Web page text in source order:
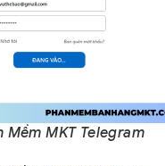
Mềm MKT Telegram